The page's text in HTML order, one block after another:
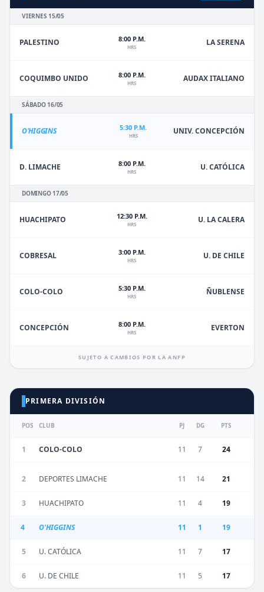
VIERNES 15/05
PALESTINO 8:00 P.M.
HRS LA SERENA
COQUIMBO UNIDO 8:00 P.M.
HRS AUDAX ITALIANO
SÁBADO 16/05
O'HIGGINS 5:30 P.M.
HRS UNIV. CONCEPCIÓN
D. LIMACHE 8:00 P.M.
HRS U. CATÓLICA
DOMINGO 17/05
HUACHIPATO 12:30 P.M.
HRS U. LA CALERA
COBRESAL 3:00 P.M.
HRS U. DE CHILE
COLO-COLO 5:30 P.M.
HRS ÑUBLENSE
CONCEPCIÓN 8:00 P.M.
HRS EVERTON
SUJETO A CAMBIOS POR LA ANFP
PRIMERA DIVISIÓN
POS CLUB PJ DG PTS
1 COLO-COLO 11 7 24
2 DEPORTES LIMACHE 11 14 21
3 HUACHIPATO 11 4 19
4 O'HIGGINS 11 1 19
5 U. CATÓLICA 11 7 17
6 U. DE CHILE 11 5 17